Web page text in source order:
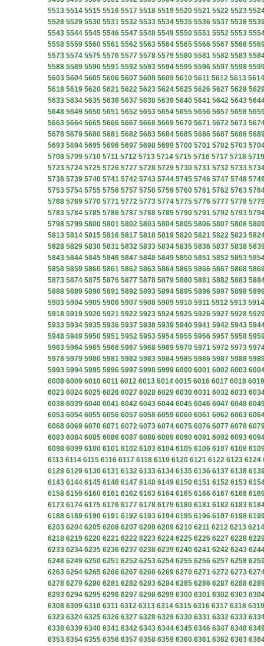
5513 5514 5515 5516 5517 5518 5519 5520 5521 5522 5523
5528 5529 5530 5531 5532 5533 5534 5535 5536 5537 5538
5543 5544 5545 5546 5547 5548 5549 5550 5551 5552 5553
5558 5559 5560 5561 5562 5563 5564 5565 5566 5567 5568
5573 5574 5575 5576 5577 5578 5579 5580 5581 5582 5583
5588 5589 5590 5591 5592 5593 5594 5595 5596 5597 5598
5603 5604 5605 5606 5607 5608 5609 5610 5611 5612 5613 5614
5618 5619 5620 5621 5622 5623 5624 5625 5626 5627 5628
5633 5634 5635 5636 5637 5638 5639 5640 5641 5642 5643
5648 5649 5650 5651 5652 5653 5654 5655 5656 5657 5658
5663 5664 5665 5666 5667 5668 5669 5670 5671 5672 5673
5678 5679 5680 5681 5682 5683 5684 5685 5686 5687 5688
5693 5694 5695 5696 5697 5698 5699 5700 5701 5702 5703
5708 5709 5710 5711 5712 5713 5714 5715 5716 5717 5718 5719
5723 5724 5725 5726 5727 5728 5729 5730 5731 5732 5733
5738 5739 5740 5741 5742 5743 5744 5745 5746 5747 5748
5753 5754 5755 5756 5757 5758 5759 5760 5761 5762 5763
5768 5769 5770 5771 5772 5773 5774 5775 5776 5777 5778
5783 5784 5785 5786 5787 5788 5789 5790 5791 5792 5793
5798 5799 5800 5801 5802 5803 5804 5805 5806 5807 5808
5813 5814 5815 5816 5817 5818 5819 5820 5821 5822 5823
5828 5829 5830 5831 5832 5833 5834 5835 5836 5837 5838
5843 5844 5845 5846 5847 5848 5849 5850 5851 5852 5853
5858 5859 5860 5861 5862 5863 5864 5865 5866 5867 5868
5873 5874 5875 5876 5877 5878 5879 5880 5881 5882 5883
5888 5889 5890 5891 5892 5893 5894 5895 5896 5897 5898
5903 5904 5905 5906 5907 5908 5909 5910 5911 5912 5913 5914
5918 5919 5920 5921 5922 5923 5924 5925 5926 5927 5928
5933 5934 5935 5936 5937 5938 5939 5940 5941 5942 5943
5948 5949 5950 5951 5952 5953 5954 5955 5956 5957 5958
5963 5964 5965 5966 5967 5968 5969 5970 5971 5972 5973
5978 5979 5980 5981 5982 5983 5984 5985 5986 5987 5988
5993 5994 5995 5996 5997 5998 5999 6000 6001 6002 6003
6008 6009 6010 6011 6012 6013 6014 6015 6016 6017 6018 6019
6023 6024 6025 6026 6027 6028 6029 6030 6031 6032 6033
6038 6039 6040 6041 6042 6043 6044 6045 6046 6047 6048
6053 6054 6055 6056 6057 6058 6059 6060 6061 6062 6063
6068 6069 6070 6071 6072 6073 6074 6075 6076 6077 6078
6083 6084 6085 6086 6087 6088 6089 6090 6091 6092 6093
6098 6099 6100 6101 6102 6103 6104 6105 6106 6107 6108
6113 6114 6115 6116 6117 6118 6119 6120 6121 6122 6123 6124
6128 6129 6130 6131 6132 6133 6134 6135 6136 6137 6138
6143 6144 6145 6146 6147 6148 6149 6150 6151 6152 6153
6158 6159 6160 6161 6162 6163 6164 6165 6166 6167 6168
6173 6174 6175 6176 6177 6178 6179 6180 6181 6182 6183
6188 6189 6190 6191 6192 6193 6194 6195 6196 6197 6198
6203 6204 6205 6206 6207 6208 6209 6210 6211 6212 6213 6214
6218 6219 6220 6221 6222 6223 6224 6225 6226 6227 6228
6233 6234 6235 6236 6237 6238 6239 6240 6241 6242 6243
6248 6249 6250 6251 6252 6253 6254 6255 6256 6257 6258
6263 6264 6265 6266 6267 6268 6269 6270 6271 6272 6273
6278 6279 6280 6281 6282 6283 6284 6285 6286 6287 6288
6293 6294 6295 6296 6297 6298 6299 6300 6301 6302 6303
6308 6309 6310 6311 6312 6313 6314 6315 6316 6317 6318 6319
6323 6324 6325 6326 6327 6328 6329 6330 6331 6332 6333
6338 6339 6340 6341 6342 6343 6344 6345 6346 6347 6348
6353 6354 6355 6356 6357 6358 6359 6360 6361 6362 6363